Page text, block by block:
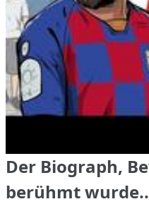
Der Biograph,
berühmt